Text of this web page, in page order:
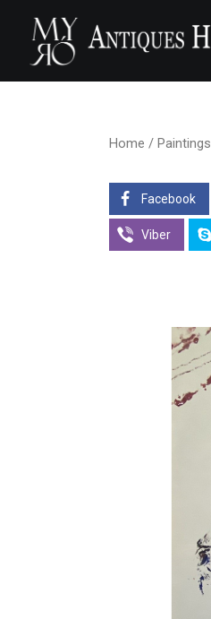
Home / Paintings
Facebook
Viber